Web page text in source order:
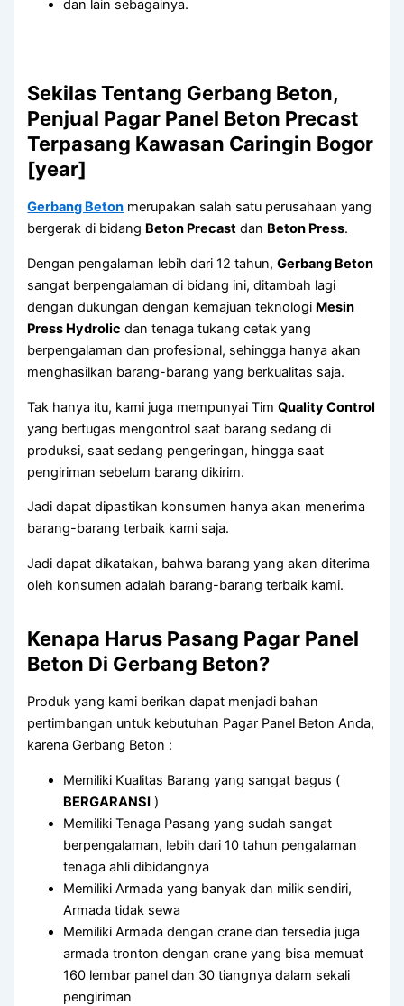
dan lain sebagainya.
Sekilas Tentang Gerbang Beton,
Penjual Pagar Panel Beton Precast
Terpasang Kawasan Caringin Bogor
[year]
Gerbang Beton merupakan salah satu perusahaan yang
bergerak di bidang Beton Precast dan Beton Press.
Dengan pengalaman lebih dari 12 tahun,Gerbang Beton
sangat berpengalaman di bidang ini, ditambah lagi
dengan dukungan dengan kemajuan teknologi Mesin
Press Hydrolic dan tenaga tukang cetak yang
berpengalaman dan profesional, sehingga hanya akan
menghasilkan barang-barang yang berkualitas saja.
Tak hanya itu, kami juga mempunyai TimQuality Control
yang bertugas mengontrol saat barang sedang di
produksi, saat sedang pengeringan, hingga saat
pengiriman sebelum barang dikirim.
Jadi dapat dipastikan konsumen hanya akan menerima
barang-barang terbaik kami saja.
Jadi dapat dikatakan, bahwa barang yang akan diterima
oleh konsumen adalah barang-barang terbaik kami.
Kenapa Harus Pasang Pagar Panel
Beton Di Gerbang Beton?
Produk yang kami berikan dapat menjadi bahan
pertimbangan untuk kebutuhan Pagar Panel Beton Anda,
karena Gerbang Beton :
Memiliki Kualitas Barang yang sangat bagus (
BERGARANSI )
Memiliki Tenaga Pasang yang sudah sangat
berpengalaman, lebih dari 10 tahun pengalaman
tenaga ahli dibidangnya
Memiliki Armada yang banyak dan milik sendiri,
Armada tidak sewa
Memiliki Armada dengan crane dan tersedia juga
armada tronton dengan crane yang bisa memuat
160 lembar panel dan 30 tiangnya dalam sekali
pengiriman